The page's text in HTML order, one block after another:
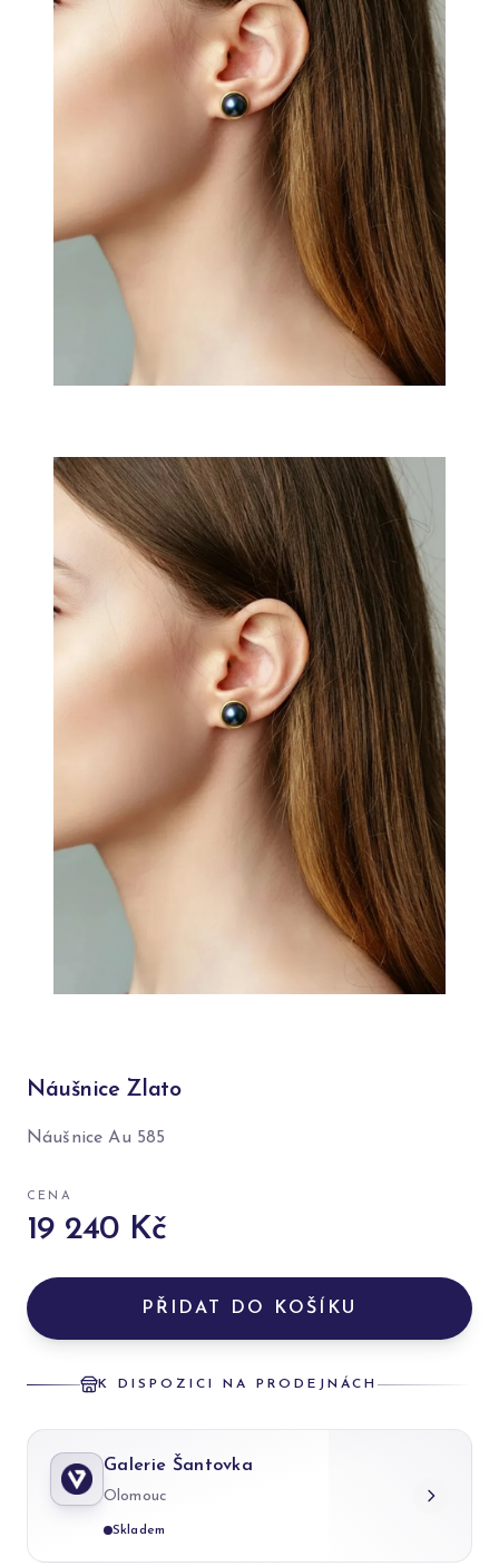
Náušnice Zlato
Náušnice Au 585
CENA
19 240 Kč
PŘIDAT DO KOŠÍKU
K DISPOZICI NA PRODEJNÁCH
Galerie Šantovka
Olomouc
Skladem